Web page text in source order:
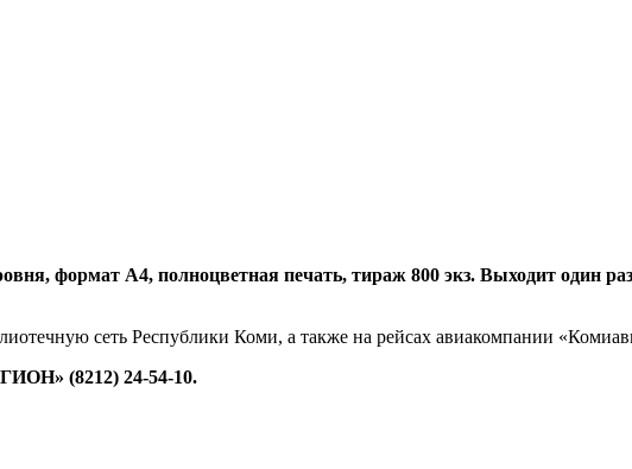
формат А4, полноцветная печать, тираж 800 экз. Выходит один
сеть Республики Коми, а также на рейсах авиакомпании
(8212) 24-54-10.